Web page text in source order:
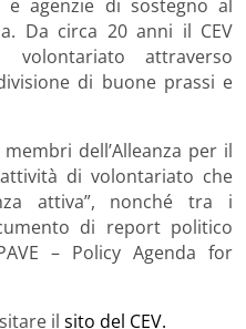
e agenzie di sostegno al
Da circa 20 anni il CEV
attraverso
di buone prassi e
dell’Alleanza per il
di volontariato che
attiva”, nonché tra i
di report politico
– Policy Agenda for
il sito del CEV.